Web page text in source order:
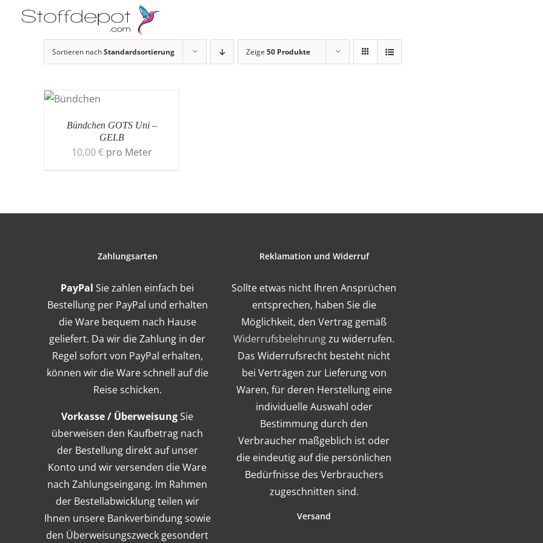
Sortieren nachStandardsortierung Zeige 50 Produkte
Bündchen GOTS Uni –
GELB
10,00€ pro Meter
Zahlungsarten
PayPal Sie zahlen einfach bei
Bestellung per PayPal und erhalten
die Ware bequem nach Hause
geliefert. Da wir die Zahlung in der
Regel sofort von PayPal erhalten,
können wir die Ware schnell auf die
Reise schicken.
Vorkasse / ÜberweisungSie
überweisen den Kaufbetrag nach
der Bestellung direkt auf unser
Konto und wir versenden die Ware
nach Zahlungseingang. Im Rahmen
der Bestellabwicklung teilen wir
Ihnen unsere Bankverbindung sowie
den Überweisungszweck gesondert
Reklamation und Widerruf
Sollte etwas nicht Ihren Ansprüchen
entsprechen, haben Sie die
Möglichkeit, den Vertrag gemäß
Widerrufsbelehrungzu widerrufen.
Das Widerrufsrecht besteht nicht
bei Verträgen zur Lieferung von
Waren, für deren Herstellung eine
individuelle Auswahl oder
Bestimmung durch den
Verbraucher maßgeblich ist oder
die eindeutig auf die persönlichen
Bedürfnisse des Verbrauchers
zugeschnitten sind.
Versand